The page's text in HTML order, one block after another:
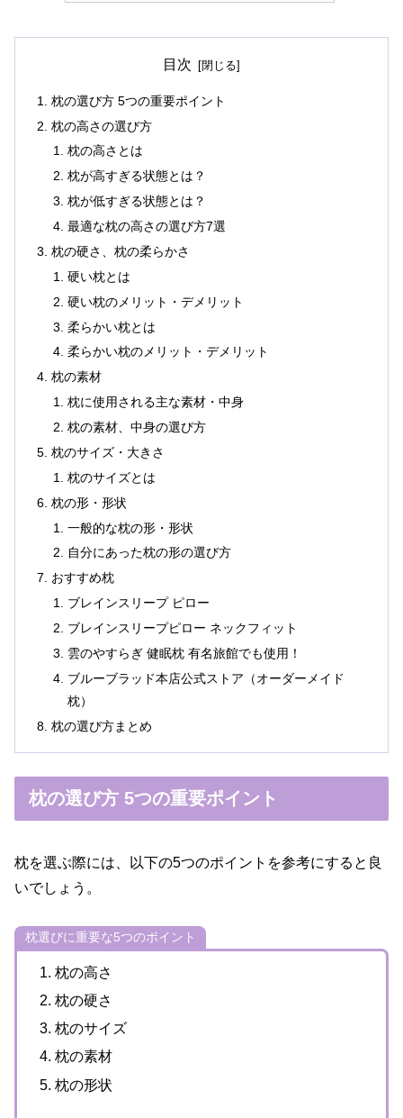
目次
枕の選び方 5つの重要ポイント
枕の高さの選び方
枕の高さとは
枕が高すぎる状態とは？
枕が低すぎる状態とは？
最適な枕の高さの選び方7選
枕の硬さ、枕の柔らかさ
硬い枕とは
硬い枕のメリット・デメリット
柔らかい枕とは
柔らかい枕のメリット・デメリット
枕の素材
枕に使用される主な素材・中身
枕の素材、中身の選び方
枕のサイズ・大きさ
枕のサイズとは
枕の形・形状
一般的な枕の形・形状
自分にあった枕の形の選び方
おすすめ枕
ブレインスリープ ピロー
ブレインスリープピロー ネックフィット
雲のやすらぎ 健眠枕 有名旅館でも使用！
ブルーブラッド本店公式ストア（オーダーメイド
枕）
枕の選び方まとめ
枕の選び方 5つの重要ポイント
枕を選ぶ際には、以下の5つのポイントを参考にすると良
いでしょう。
枕選びに重要な5つのポイント
枕の高さ
枕の硬さ
枕のサイズ
枕の素材
枕の形状